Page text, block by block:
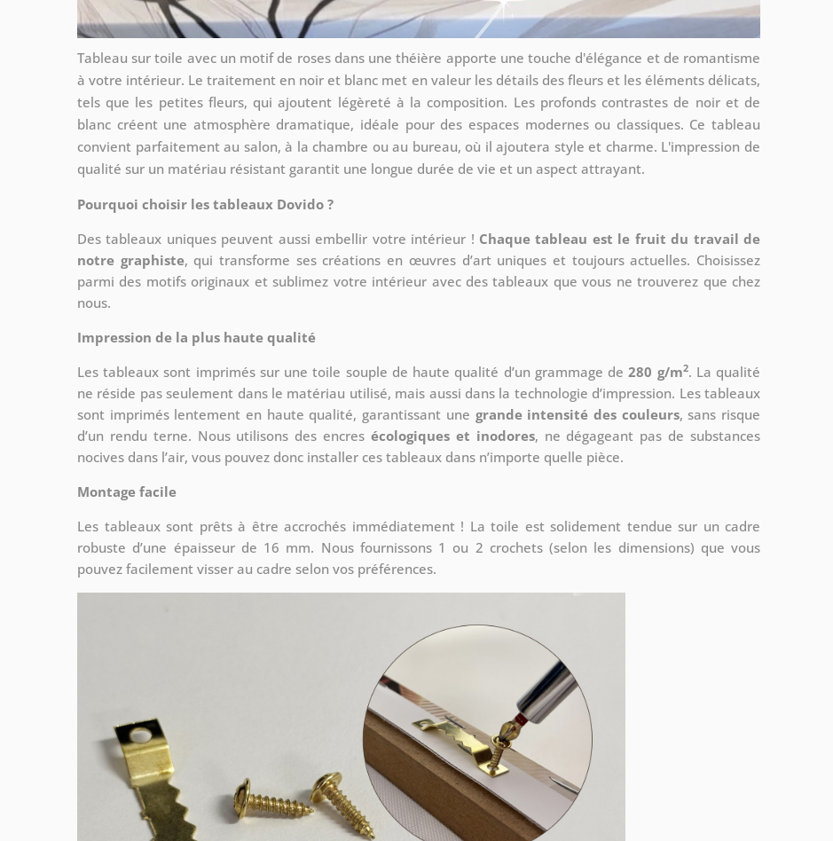
Tableau sur toile avec un motif de roses dans une théière apporte une touche d'élégance et de romantisme
à votre intérieur. Le traitement en noir et blanc met en valeur les détails des fleurs et les éléments délicats,
tels que les petites fleurs, qui ajoutent légèreté à la composition. Les profonds contrastes de noir et de
blanc créent une atmosphère dramatique, idéale pour des espaces modernes ou classiques. Ce tableau
convient parfaitement au salon, à la chambre ou au bureau, où il ajoutera style et charme. L'impression de
qualité sur un matériau résistant garantit une longue durée de vie et un aspect attrayant.
Pourquoi choisir les tableaux Dovido ?
Des tableaux uniques peuvent aussi embellir votre intérieur ! Chaque tableau est le fruit du travail de
notre graphiste, qui transforme ses créations en œuvres d’art uniques et toujours actuelles. Choisissez
parmi des motifs originaux et sublimez votre intérieur avec des tableaux que vous ne trouverez que chez
nous.
Impression de la plus haute qualité
Les tableaux sont imprimés sur une toile souple de haute qualité d’un grammage de280 g/m2. La qualité
ne réside pas seulement dans le matériau utilisé, mais aussi dans la technologie d’impression. Les tableaux
sont imprimés lentement en haute qualité, garantissant une grande intensité des couleurs, sans risque
d’un rendu terne. Nous utilisons des encres écologiques et inodores, ne dégageant pas de substances
nocives dans l’air, vous pouvez donc installer ces tableaux dans n’importe quelle pièce.
Montage facile
Les tableaux sont prêts à être accrochés immédiatement ! La toile est solidement tendue sur un cadre
robuste d’une épaisseur de 16 mm. Nous fournissons 1 ou 2 crochets (selon les dimensions) que vous
pouvez facilement visser au cadre selon vos préférences.